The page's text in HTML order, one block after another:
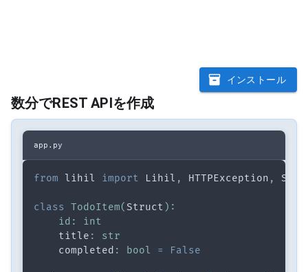
インストール
数分でREST APIを作成
app.py
from lihil import Lihil , HTTPException ,
class TodoItem( Struct ) :
id :
int
    title
:
str
    completed
: bool = False